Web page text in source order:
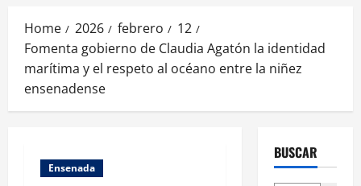
Home 2026 febrero
12
Fomenta gobierno de Claudia Agatón la identidad
marítima y el respeto al océano entre la niñez
ensenadense
Ensenada
BUSCAR